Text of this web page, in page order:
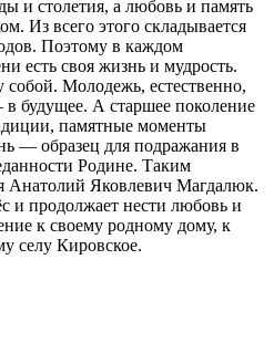
и столетия, а любовь и память
Из всего этого складывается
Поэтому в каждом
есть своя жизнь и мудрость.
собой. Молодежь, естественно,
в будущее. А старшее поколение
памятные моменты
— образец для подражания в
Родине. Таким
Анатолий Яковлевич Магдалюк.
и продолжает нести любовь и
к своему родному дому, к
селу Кировское.